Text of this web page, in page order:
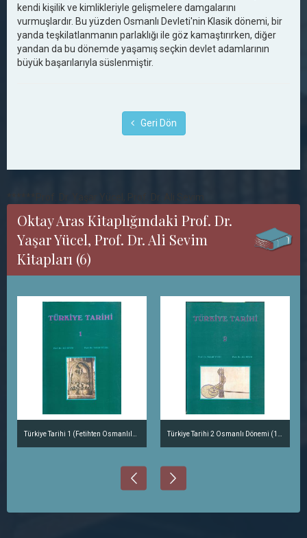
kendi kişilik ve kimlikleriyle gelişmelere damgalarını
vurmuşlardır. Bu yüzden Osmanlı Devleti'nin Klasik dönemi, bir
yanda teşkilatlanmanın parlaklığı ile göz kamaştırırken, diğer
yandan da bu dönemde yaşamış seçkin devlet adamlarının
büyük başarılarıyla süslenmiştir.
Geri Dön
Oktay Aras Kitaplığındaki Prof. Dr.
Yaşar Yücel, Prof. Dr. Ali Sevim
Kitapları (6)